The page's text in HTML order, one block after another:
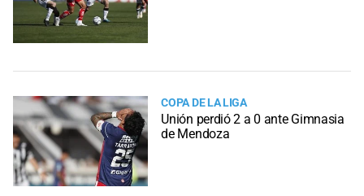
COPA DE LA LIGA
Unión perdió 2 a 0 ante Gimnasia
de Mendoza